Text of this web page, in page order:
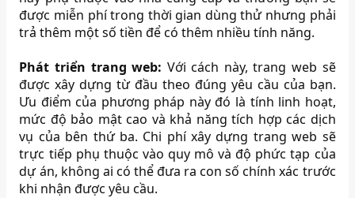
được miễn phí trong thời gian dùng thử nhưng phải
trả thêm một số tiền để có thêm nhiều tính năng.
Phát triển trang web: Với cách này, trang web sẽ
được xây dựng từ đầu theo đúng yêu cầu của bạn.
Ưu điểm của phương pháp này đó là tính linh hoạt,
mức độ bảo mật cao và khả năng tích hợp các dịch
vụ của bên thứ ba. Chi phí xây dựng trang web sẽ
trực tiếp phụ thuộc vào quy mô và độ phức tạp của
dự án, không ai có thể đưa ra con số chính xác trước
khi nhận được yêu cầu.